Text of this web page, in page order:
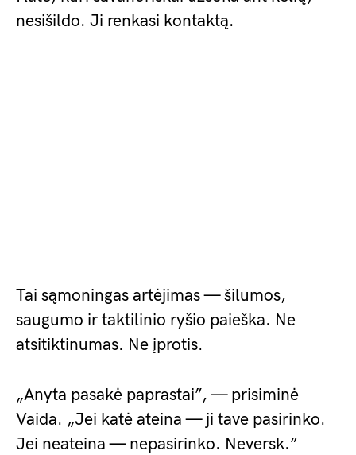
nesišildo. Ji renkasi kontaktą.
Tai sąmoningas artėjimas — šilumos,
saugumo ir taktilinio ryšio paieška. Ne
atsitiktinumas. Ne įprotis.
„Anyta pasakė paprastai”, — prisiminė
Vaida. „Jei katė ateina — ji tave pasirinko.
Jei neateina — nepasirinko. Neversk.”